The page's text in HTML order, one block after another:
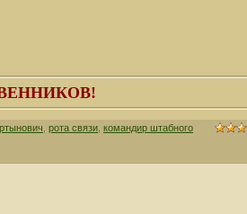
рота связи командир штабного